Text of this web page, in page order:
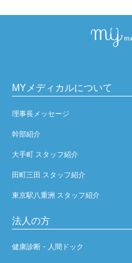
MYメディカルについて
理事長メッセージ
幹部紹介
大手町 スタッフ紹介
田町三田 スタッフ紹介
東京駅八重洲 スタッフ紹介
法人の方
健康診断・人間ドック